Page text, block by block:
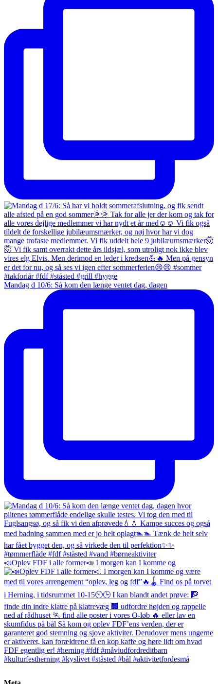
Mandag d 10/6: Så kom den længe ventet dag, dagen
📣Oplev FDF i alle former📣 I morgen kan I komme og